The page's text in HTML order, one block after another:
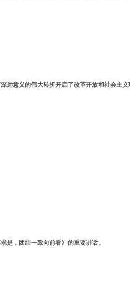
远意义的伟大转折开启了改革开放和社会主义
是，团结一致向前看》的重要讲话。